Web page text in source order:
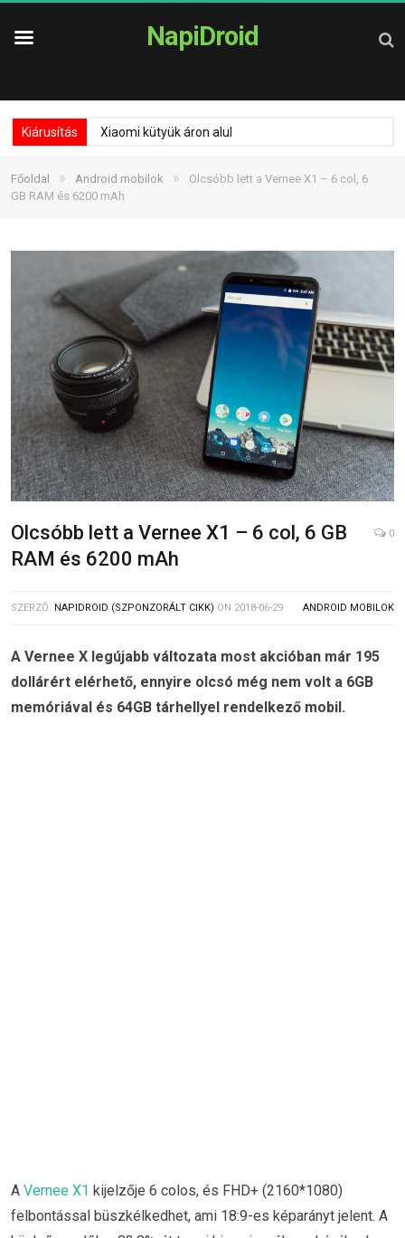
NapiDroid
Kiárusítás Xiaomi kütyük áron alul
Főoldal » Android mobilok »
Olcsóbb lett a Vernee X1 – 6 col, 6
GB RAM és 6200 mAh
Olcsóbb lett a Vernee X1 – 6 col, 6 GB
RAM és 6200 mAh
0
SZERZŐ: NAPIDROID (SZPONZORÁLT CIKK) ON 2018-06-29 ANDROID MOBILOK
A Vernee X legújabb változata most akcióban már 195
dollárért elérhető, ennyire olcsó még nem volt a 6GB
memóriával és 64GB tárhellyel rendelkező mobil.
A Vernee X1 kijelzője 6 colos, és FHD+ (2160*1080)
felbontással büszkélkedhet, ami 18:9-es képarányt jelent. A